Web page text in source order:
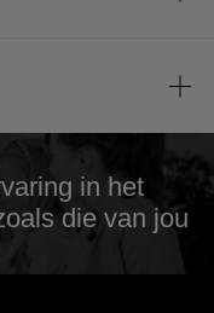
in het
die van jou